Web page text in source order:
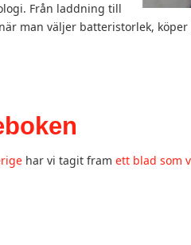
Från laddning till
man väljer batteristorlek,
har vi tagit fram ett blad som